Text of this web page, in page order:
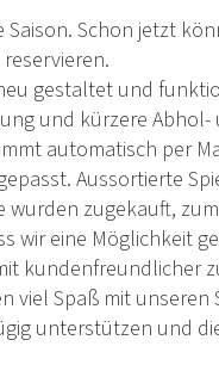
Saison. Schon jetzt
gestaltet und
und kürzere
automatisch per
Aussortierte
zugekauft,
wir eine Möglichkeit
kundenfreundlicher
viel Spaß mit
unterstützen und